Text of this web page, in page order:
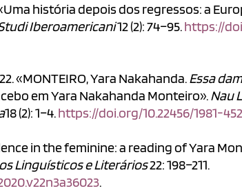
história depois dos regressos: a
Iberoamericani12 (2): 74–95.https://
«MONTEIRO, Yara Nakahanda.Essa
em Yara Nakahanda Monteiro».Nau
18 (2): 1–4.https://doi.org/10.22456/1981-
in the feminine: a reading of Yara
Linguísticos e Literários22: 198–211.
.